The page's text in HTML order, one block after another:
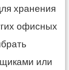
хранения
офисных
или